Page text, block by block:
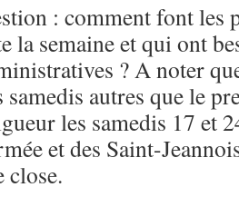
: comment font les
la semaine et qui ont
? A noter
autres que le
les samedis 17 et
et des Saint-
close.